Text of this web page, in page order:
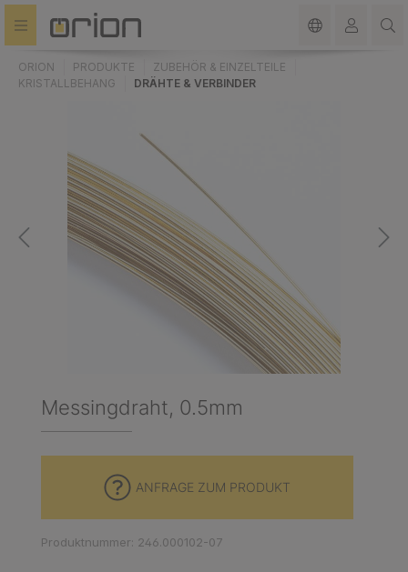
springen
ORION PRODUKTE
ZUBEHÖR & EINZELTEILE
KRISTALLBEHANG
DRÄHTE & VERBINDER
Messingdraht, 0.5mm
ANFRAGE ZUM PRODUKT
Produktnummer: 246.000102-07